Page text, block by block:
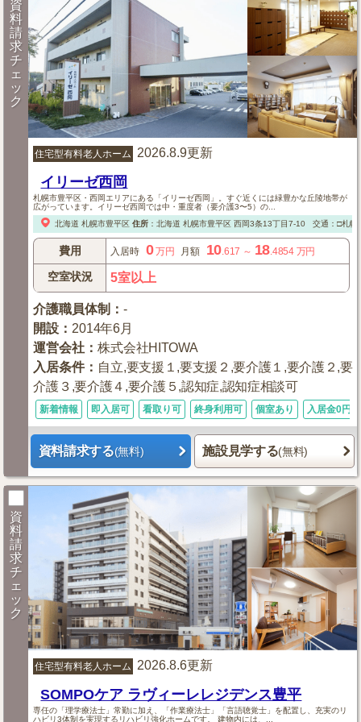
資
料
請
求
チ
ェ
ッ
ク
住宅型有料老人ホーム 2026.8.9更新
イリーゼ西岡
札幌市豊平区・西岡エリアにある「イリーゼ西岡」。すぐ近くには緑豊かな丘陵地帯が
広がっています。イリーゼ西岡では中・重度者（要介護3〜5）の...
北海道 札幌市豊平区 住所： 北海道 札幌市豊平区西岡3条13丁目7-10 交通：□札幌
費用 入居時 0万円 月額 10.617 ～ 18.4854 万円
空室状況 5室以上
介護職員体制 ：-
開設 ： 2014年6月
運営会社 ：株式会社HITOWA
入居条件： 自立,要支援１,要支援２,要介護１,要介護２,要
介護３,要介護４,要介護５,認知症,認知症相談可
新着情報 即入居可 看取り可 終身利用可 個室あり 入居金0円
資料請求する(無料) 施設見学する(無料)
資
料
請
求
チ
ェ
ッ
ク
住宅型有料老人ホーム 2026.8.6更新
SOMPOケア ラヴィーレレジデンス豊平
専任の「理学療法士」常勤に加え、「作業療法士」「言語聴覚士」を配置し、充実のリ
ハビリ3体制を実現するリハビリ強化ホームです。 建物内には、...